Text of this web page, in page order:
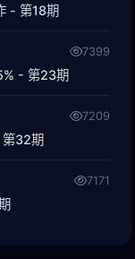
- 第18期
7399
- 第23期
7209
第32期
7171